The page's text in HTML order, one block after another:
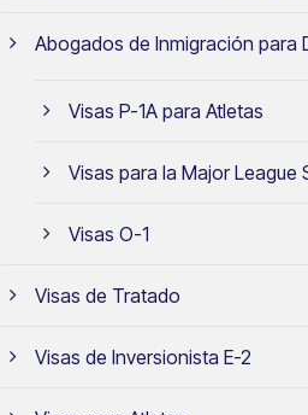
Abogados de Inmigración para
Visas P-1A para Atletas
Visas para la Major League
Visas O-1
Visas de Tratado
Visas de Inversionista E-2